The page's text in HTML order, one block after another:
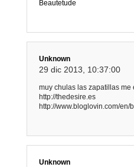
Beautetude
Unknown
29 dic 2013, 10:37:00
muy chulas las zapatillas me
http://thedesire.es
http://www.bloglovin.com/en/
Unknown